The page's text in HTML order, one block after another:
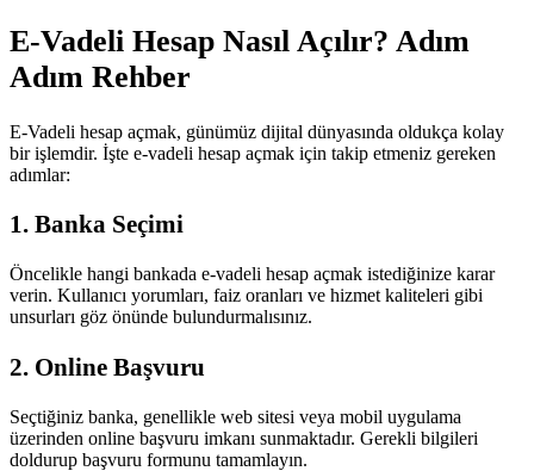
E-Vadeli Hesap Nasıl Açılır? Adım
Adım Rehber
E-Vadeli hesap açmak, günümüz dijital dünyasında oldukça kolay
bir işlemdir. İşte e-vadeli hesap açmak için takip etmeniz gereken
adımlar:
1. Banka Seçimi
Öncelikle hangi bankada e-vadeli hesap açmak istediğinize karar
verin. Kullanıcı yorumları, faiz oranları ve hizmet kaliteleri gibi
unsurları göz önünde bulundurmalısınız.
2. Online Başvuru
Seçtiğiniz banka, genellikle web sitesi veya mobil uygulama
üzerinden online başvuru imkanı sunmaktadır. Gerekli bilgileri
doldurup başvuru formunu tamamlayın.